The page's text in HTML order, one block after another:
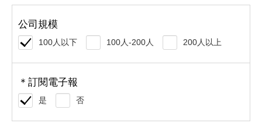
公司規模
100人以下 100人-200人 200人以上
＊訂閱電子報
是 否